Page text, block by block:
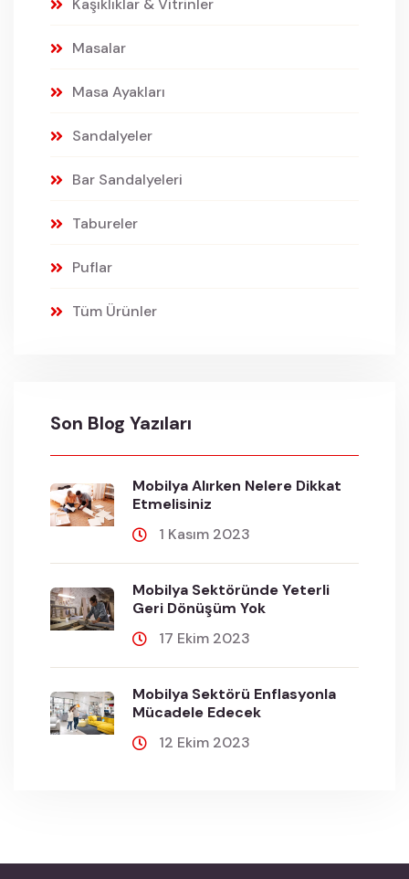
Kaşıklıklar & Vitrinler
Masalar
Masa Ayakları
Sandalyeler
Bar Sandalyeleri
Tabureler
Puflar
Tüm Ürünler
Son Blog Yazıları
Mobilya Alırken Nelere Dikkat
Etmelisiniz
1 Kasım 2023
Mobilya Sektöründe Yeterli
Geri Dönüşüm Yok
17 Ekim 2023
Mobilya Sektörü Enflasyonla
Mücadele Edecek
12 Ekim 2023